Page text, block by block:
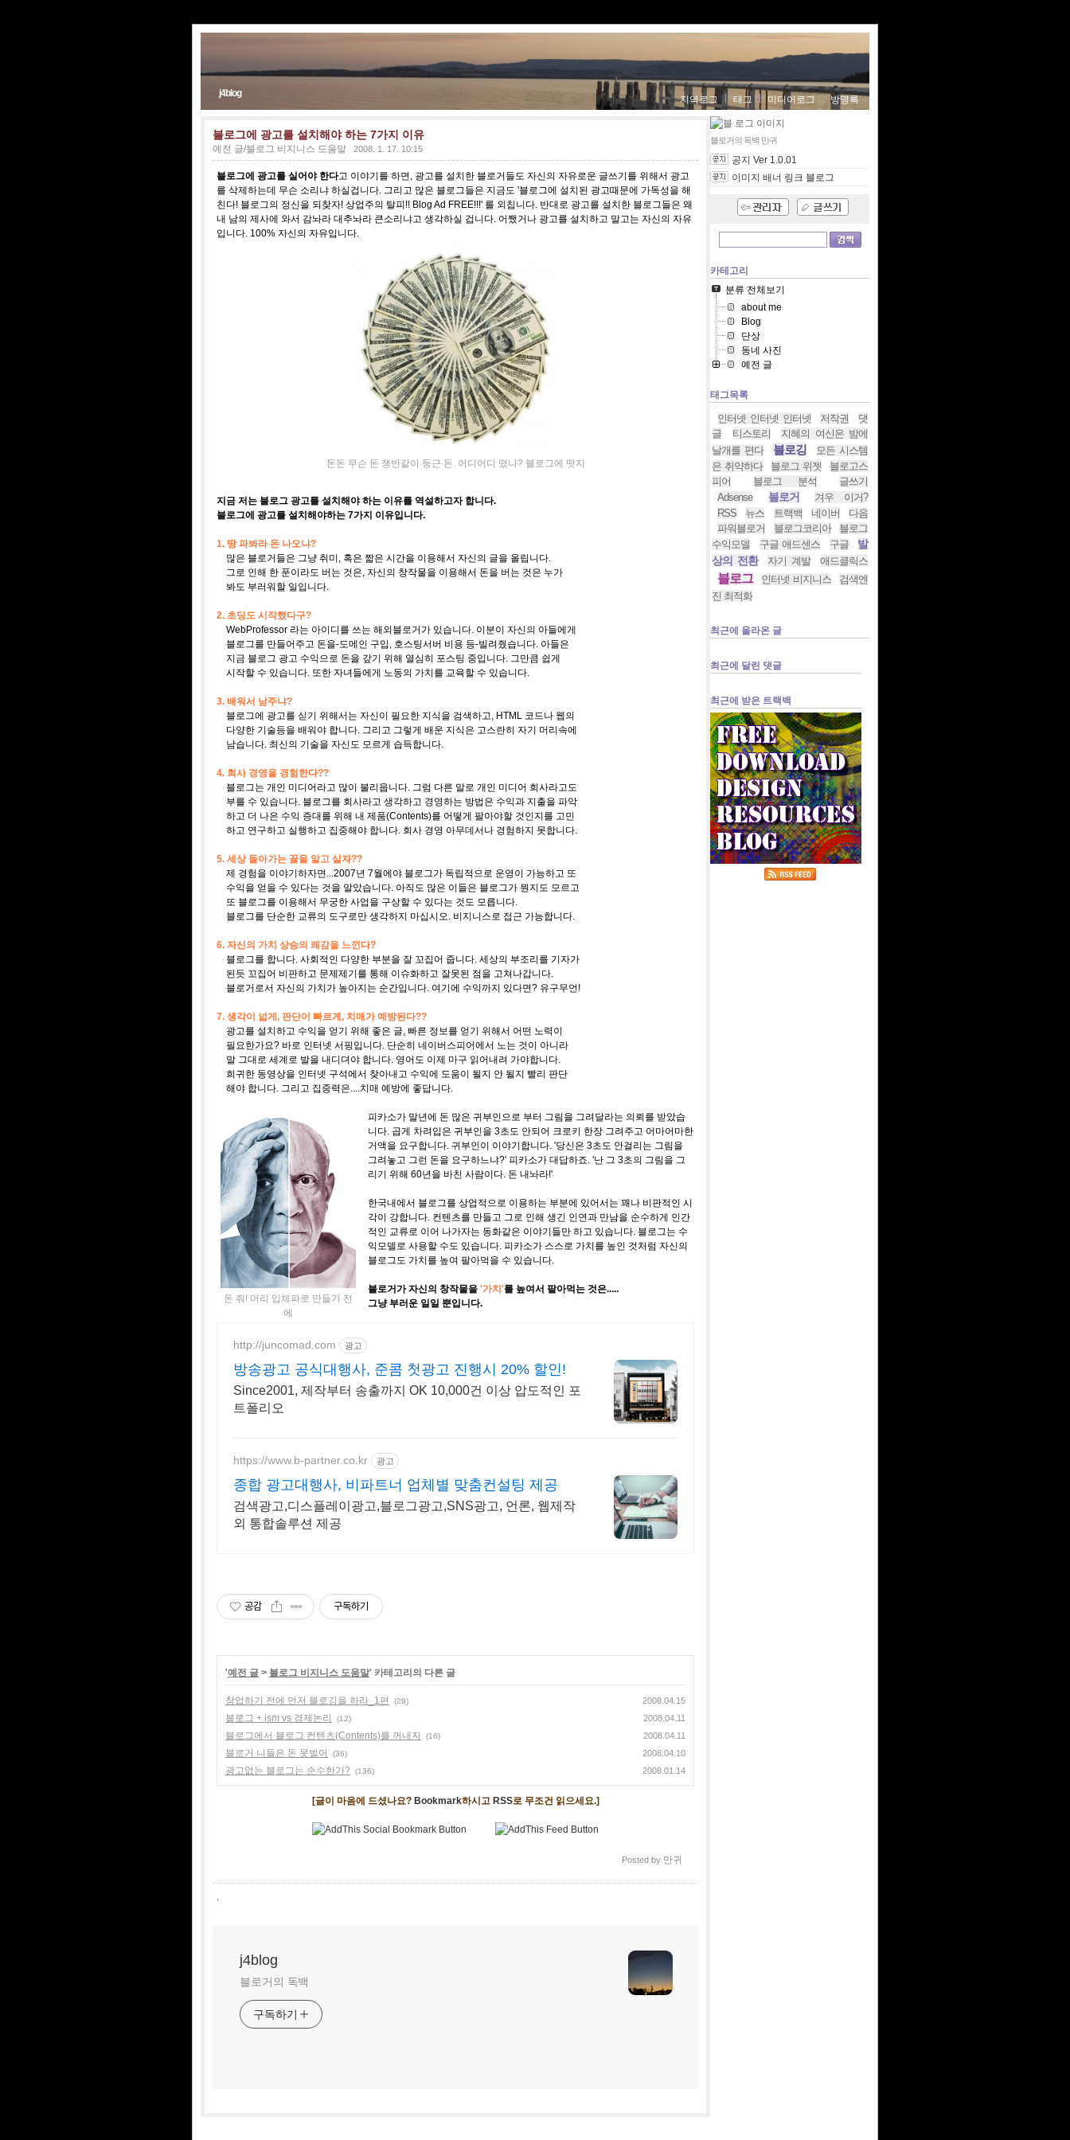
j4blog
지역로그 태그 미디어로그 방명록
블로그에 광고를 설치해야 하는 7가지 이유
예전 글/블로그 비지니스 도움말 2008. 1. 17. 10:15
블로그에 광고를 실어야 한다고 이야기를 하면, 광고를 설치한 블로거들도 자신의 자유로운 글쓰기를 위해서 광고
를 삭제하는데 무슨 소리냐 하실겁니다. 그리고 많은 블로그들은 지금도 '블로그에 설치된 광고때문에 가독성을 해
친다! 블로그의 정신을 되찾자! 상업주의 탈피!! Blog Ad FREE!!!' 를 외칩니다. 반대로 광고를 설치한 블로그들은 왜
내 남의 제사에 와서 감놔라 대추놔라 큰소리냐고 생각하실 겁니다. 어쨌거나 광고를 설치하고 말고는 자신의 자유
입니다. 100% 자신의 자유입니다.
돈돈 무슨 돈 쟁반같이 둥근 돈. 어디어디 떴나? 블로그에 떳지
지금 저는 블로그 광고를 설치해야 하는 이유를 역설하고자 합니다.
블로그에 광고를 설치해야하는 7가지 이유입니다.
1. 땅 파봐라 돈 나오냐?
많은 블로거들은 그냥 취미, 혹은 짧은 시간을 이용해서 자신의 글을 올립니다.
그로 인해 한 푼이라도 버는 것은, 자신의 창작물을 이용해서 돈을 버는 것은 누가
봐도 부러워할 일입니다.
2. 초딩도 시작했다구?
WebProfessor 라는 아이디를 쓰는 해외블로거가 있습니다. 이분이 자신의 아들에게
블로그를 만들어주고 돈을-도메인 구입, 호스팅서버 비용 등-빌려줬습니다. 아들은
지금 블로그 광고 수익으로 돈을 갚기 위해 열심히 포스팅 중입니다. 그만큼 쉽게
시작할 수 있습니다. 또한 자녀들에게 노동의 가치를 교육할 수 있습니다.
3. 배워서 남주냐?
블로그에 광고를 싣기 위해서는 자신이 필요한 지식을 검색하고, HTML 코드나 웹의
다양한 기술등을 배워야 합니다. 그리고 그렇게 배운 지식은 고스란히 자기 머리속에
남습니다. 최신의 기술을 자신도 모르게 습득합니다.
4. 회사 경영을 경험한다??
블로그는 개인 미디어라고 많이 불리웁니다. 그럼 다른 말로 개인 미디어 회사라고도
부를 수 있습니다. 블로그를 회사라고 생각하고 경영하는 방법은 수익과 지출을 파악
하고 더 나은 수익 증대를 위해 내 제품(Contents)를 어떻게 팔아야할 것인지를 고민
하고 연구하고 실행하고 집중해야 합니다. 회사 경영 아무데서나 경험하지 못합니다.
5. 세상 돌아가는 꼴을 알고 살자??
제 경험을 이야기하자면...2007년 7월에야 블로그가 독립적으로 운영이 가능하고 또
수익을 얻을 수 있다는 것을 알았습니다. 아직도 많은 이들은 블로그가 뭔지도 모르고
또 블로그를 이용해서 무궁한 사업을 구상할 수 있다는 것도 모릅니다.
블로그를 단순한 교류의 도구로만 생각하지 마십시오. 비지니스로 접근 가능합니다.
6. 자신의 가치 상승의 쾌감을 느낀다?
블로그를 합니다. 사회적인 다양한 부분을 잘 꼬집어 줍니다. 세상의 부조리를 기자가
된듯 꼬집어 비판하고 문제제기를 통해 이슈화하고 잘못된 점을 고쳐나갑니다.
블로거로서 자신의 가치가 높아지는 순간입니다. 여기에 수익까지 있다면? 유구무언!
7. 생각이 넓게, 판단이 빠르게, 치매가 예방된다??
광고를 설치하고 수익을 얻기 위해 좋은 글, 빠른 정보를 얻기 위해서 어떤 노력이
필요한가요? 바로 인터넷 서핑입니다. 단순히 네이버스피어에서 노는 것이 아니라
말 그대로 세계로 발을 내디뎌야 합니다. 영어도 이제 마구 읽어내려 가야합니다.
희귀한 동영상을 인터넷 구석에서 찾아내고 수익에 도움이 될지 안 될지 빨리 판단
해야 합니다. 그리고 집중력은....치매 예방에 좋답니다.
돈 줘! 머리 입체파로 만들기 전
에
피카소가 말년에 돈 많은 귀부인으로 부터 그림을 그려달라는 의뢰를 받았습
니다. 곱게 차려입은 귀부인을 3초도 안되어 크로키 한장 그려주고 어마어마한
거액을 요구합니다. 귀부인이 이야기합니다. '당신은 3초도 안걸리는 그림을
그려놓고 그런 돈을 요구하느냐?' 피카소가 대답하죠. '난 그 3초의 그림을 그
리기 위해 60년을 바친 사람이다. 돈 내놔라!'
한국내에서 블로그를 상업적으로 이용하는 부분에 있어서는 꽤나 비판적인 시
각이 강합니다. 컨텐츠를 만들고 그로 인해 생긴 인연과 만남을 순수하게 인간
적인 교류로 이어 나가자는 동화같은 이야기들만 하고 있습니다. 블로그는 수
익모델로 사용할 수도 있습니다. 피카소가 스스로 가치를 높인 것처럼 자신의
블로그도 가치를 높여 팔아먹을 수 있습니다.
블로거가 자신의 창작물을 '가치'를 높여서 팔아먹는 것은.....
그냥 부러운 일일 뿐입니다.
http://juncomad.com 광고
방송광고 공식대행사, 준콤 첫광고 진행시 20% 할인!
Since2001, 제작부터 송출까지 OK 10,000건 이상 압도적인 포
트폴리오
https://www.b-partner.co.kr 광고
종합 광고대행사, 비파트너 업체별 맞춤컨설팅 제공
검색광고,디스플레이광고,블로그광고,SNS광고, 언론, 웹제작
외 통합솔루션 제공
공감 구독하기
'예전 글 > 블로그 비지니스 도움말' 카테고리의 다른 글
창업하기 전에 먼저 블로깅을 하라_1편 (29) 2008.04.15
블로그 + ism vs 경제논리 (12) 2008.04.11
블로그에서 블로그 컨텐츠(Contents)를 꺼내자 (16) 2008.04.11
블로거 니들은 돈 못벌어 (36) 2008.04.10
광고없는 블로그는 순수한가? (136) 2008.01.14
[글이 마음에 드셨나요? Bookmark하시고 RSS로 무조건 읽으세요.]
Posted by 만귀
j4blog
블로거의 독백
구독하기
블로거의 독백 만귀
공지 Ver 1.0.01
이미지 배너 링크 블로그
카테고리
분류 전체보기
about me
Blog
단상
동네 사진
예전 글
태그목록
인터넷 인터넷 인터넷 저작권
댓
글
티스토리
지혜의 여신은 밤에
날개를 편다
블로깅
모든 시스템
은 취약하다
블로그 위젯
블로고스
피어
블로그 분석
글쓰기
Adsense
블로거
겨우 이거?
RSS
뉴스 트랙백 네이버
다음
파워블로거
블로그코리아
블로그
수익모델
구글 애드센스 구글
발
상의 전환
자기 계발 애드클릭스
블로그 인터넷 비지니스
검색엔
진 최적화
최근에 올라온 글
최근에 달린 댓글
최근에 받은 트랙백